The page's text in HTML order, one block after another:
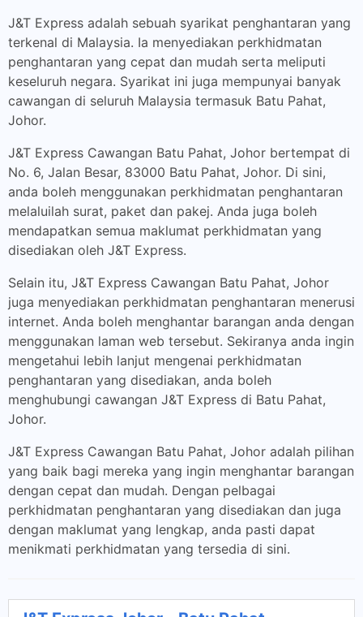
J&T Express adalah sebuah syarikat penghantaran yang
terkenal di Malaysia. Ia menyediakan perkhidmatan
penghantaran yang cepat dan mudah serta meliputi
keseluruh negara. Syarikat ini juga mempunyai banyak
cawangan di seluruh Malaysia termasuk Batu Pahat,
Johor.
J&T Express Cawangan Batu Pahat, Johor bertempat di
No. 6, Jalan Besar, 83000 Batu Pahat, Johor. Di sini,
anda boleh menggunakan perkhidmatan penghantaran
melaluilah surat, paket dan pakej. Anda juga boleh
mendapatkan semua maklumat perkhidmatan yang
disediakan oleh J&T Express.
Selain itu, J&T Express Cawangan Batu Pahat, Johor
juga menyediakan perkhidmatan penghantaran menerusi
internet. Anda boleh menghantar barangan anda dengan
menggunakan laman web tersebut. Sekiranya anda ingin
mengetahui lebih lanjut mengenai perkhidmatan
penghantaran yang disediakan, anda boleh
menghubungi cawangan J&T Express di Batu Pahat,
Johor.
J&T Express Cawangan Batu Pahat, Johor adalah pilihan
yang baik bagi mereka yang ingin menghantar barangan
dengan cepat dan mudah. Dengan pelbagai
perkhidmatan penghantaran yang disediakan dan juga
dengan maklumat yang lengkap, anda pasti dapat
menikmati perkhidmatan yang tersedia di sini.